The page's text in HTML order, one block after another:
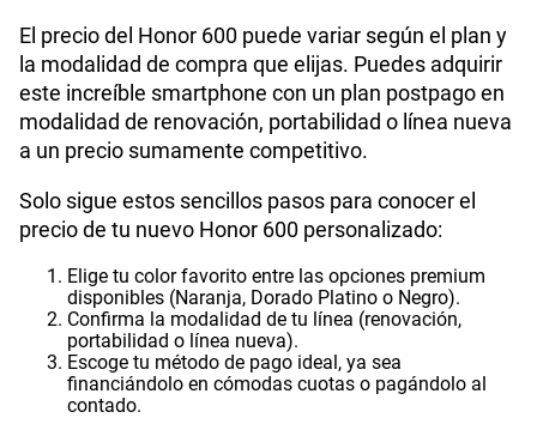
El precio del Honor 600 puede variar según el plan y
la modalidad de compra que elijas. Puedes adquirir
este increíble smartphone con un plan postpago en
modalidad de renovación, portabilidad o línea nueva
a un precio sumamente competitivo.
Solo sigue estos sencillos pasos para conocer el
precio de tu nuevo Honor 600 personalizado:
Elige tu color favorito entre las opciones premium
disponibles (Naranja, Dorado Platino o Negro).
Confirma la modalidad de tu línea (renovación,
portabilidad o línea nueva).
Escoge tu método de pago ideal, ya sea
financiándolo en cómodas cuotas o pagándolo al
contado.